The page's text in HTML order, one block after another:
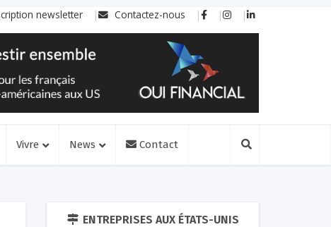
newsletter Contactez-nous
Vivre News Contact
ENTREPRISES AUX ÉTATS-UNIS